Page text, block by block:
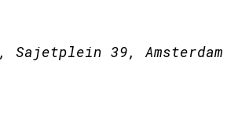
, Sajetplein 39, Amsterdam